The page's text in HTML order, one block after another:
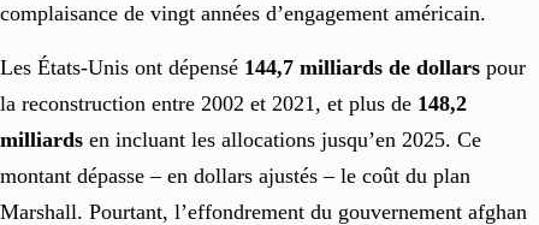
complaisance de vingt années d’engagement américain.
Les États-Unis ont dépensé 144,7 milliards de dollars pour
la reconstruction entre 2002 et 2021, et plus de 148,2
milliards en incluant les allocations jusqu’en 2025. Ce
montant dépasse – en dollars ajustés – le coût du plan
Marshall. Pourtant, l’effondrement du gouvernement afghan